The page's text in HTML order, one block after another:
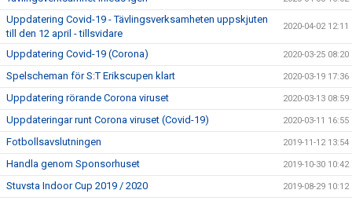
Uppdatering Covid-19 - Tävlingsverksamheten uppskjuten
till den 12 april - tillsvidare
2020-04-02 12:11
Uppdatering Covid-19 (Corona) 2020-03-25 08:20
Spelscheman för S:T Erikscupen klart 2020-03-19 17:36
Uppdatering rörande Corona viruset 2020-03-13 08:59
Uppdateringar runt Corona viruset (Covid-19) 2020-03-11 16:55
Fotbollsavslutningen 2019-11-12 13:54
Handla genom Sponsorhuset 2019-10-30 10:42
Stuvsta Indoor Cup 2019 / 2020 2019-08-29 10:12